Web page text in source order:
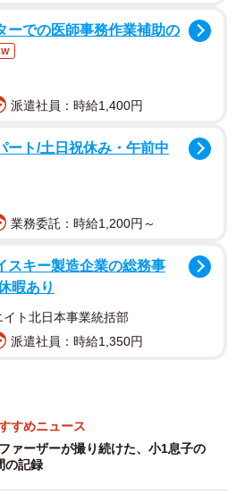
ーでの医師事務作業補助の
派遣社員：時給1,400円
ート/土日祝休み・午前中
業務委託：時給1,200円～
スキー製造企業の総務事
暇あり
ト北日本事業統括部
派遣社員：時給1,350円
すめニュース
ァーザーが撮り続けた、小1息子の
の記録